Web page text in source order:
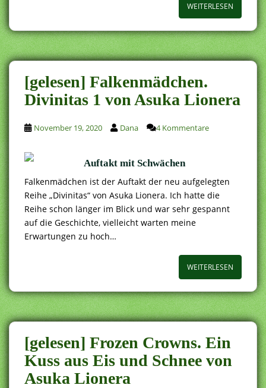
WEITERLESEN
[gelesen] Falkenmädchen.
Divinitas 1 von Asuka Lionera
November 19, 2020 Dana 4 Kommentare
Auftakt mit Schwächen
Falkenmädchen ist der Auftakt der neu aufgelegten
Reihe „Divinitas“ von Asuka Lionera. Ich hatte die
Reihe schon länger im Blick und war sehr gespannt
auf die Geschichte, vielleicht warten meine
Erwartungen zu hoch…
WEITERLESEN
[gelesen] Frozen Crowns. Ein
Kuss aus Eis und Schnee von
Asuka Lionera